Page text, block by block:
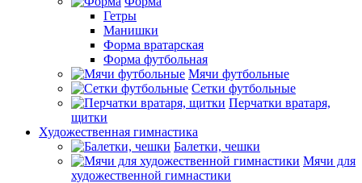
Гетры
Манишки
Форма вратарская
Форма футбольная
Мячи футбольные
Сетки футбольные
Перчатки вратаря,
щитки
Художественная гимнастика
Балетки, чешки
Мячи для
художественной гимнастики